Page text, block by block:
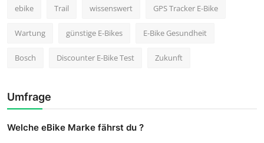
ebike Trail wissenswert GPS Tracker E-Bike
Wartung günstige E-Bikes E-Bike Gesundheit
Bosch Discounter E-Bike Test Zukunft
Umfrage
Welche eBike Marke fährst du ?